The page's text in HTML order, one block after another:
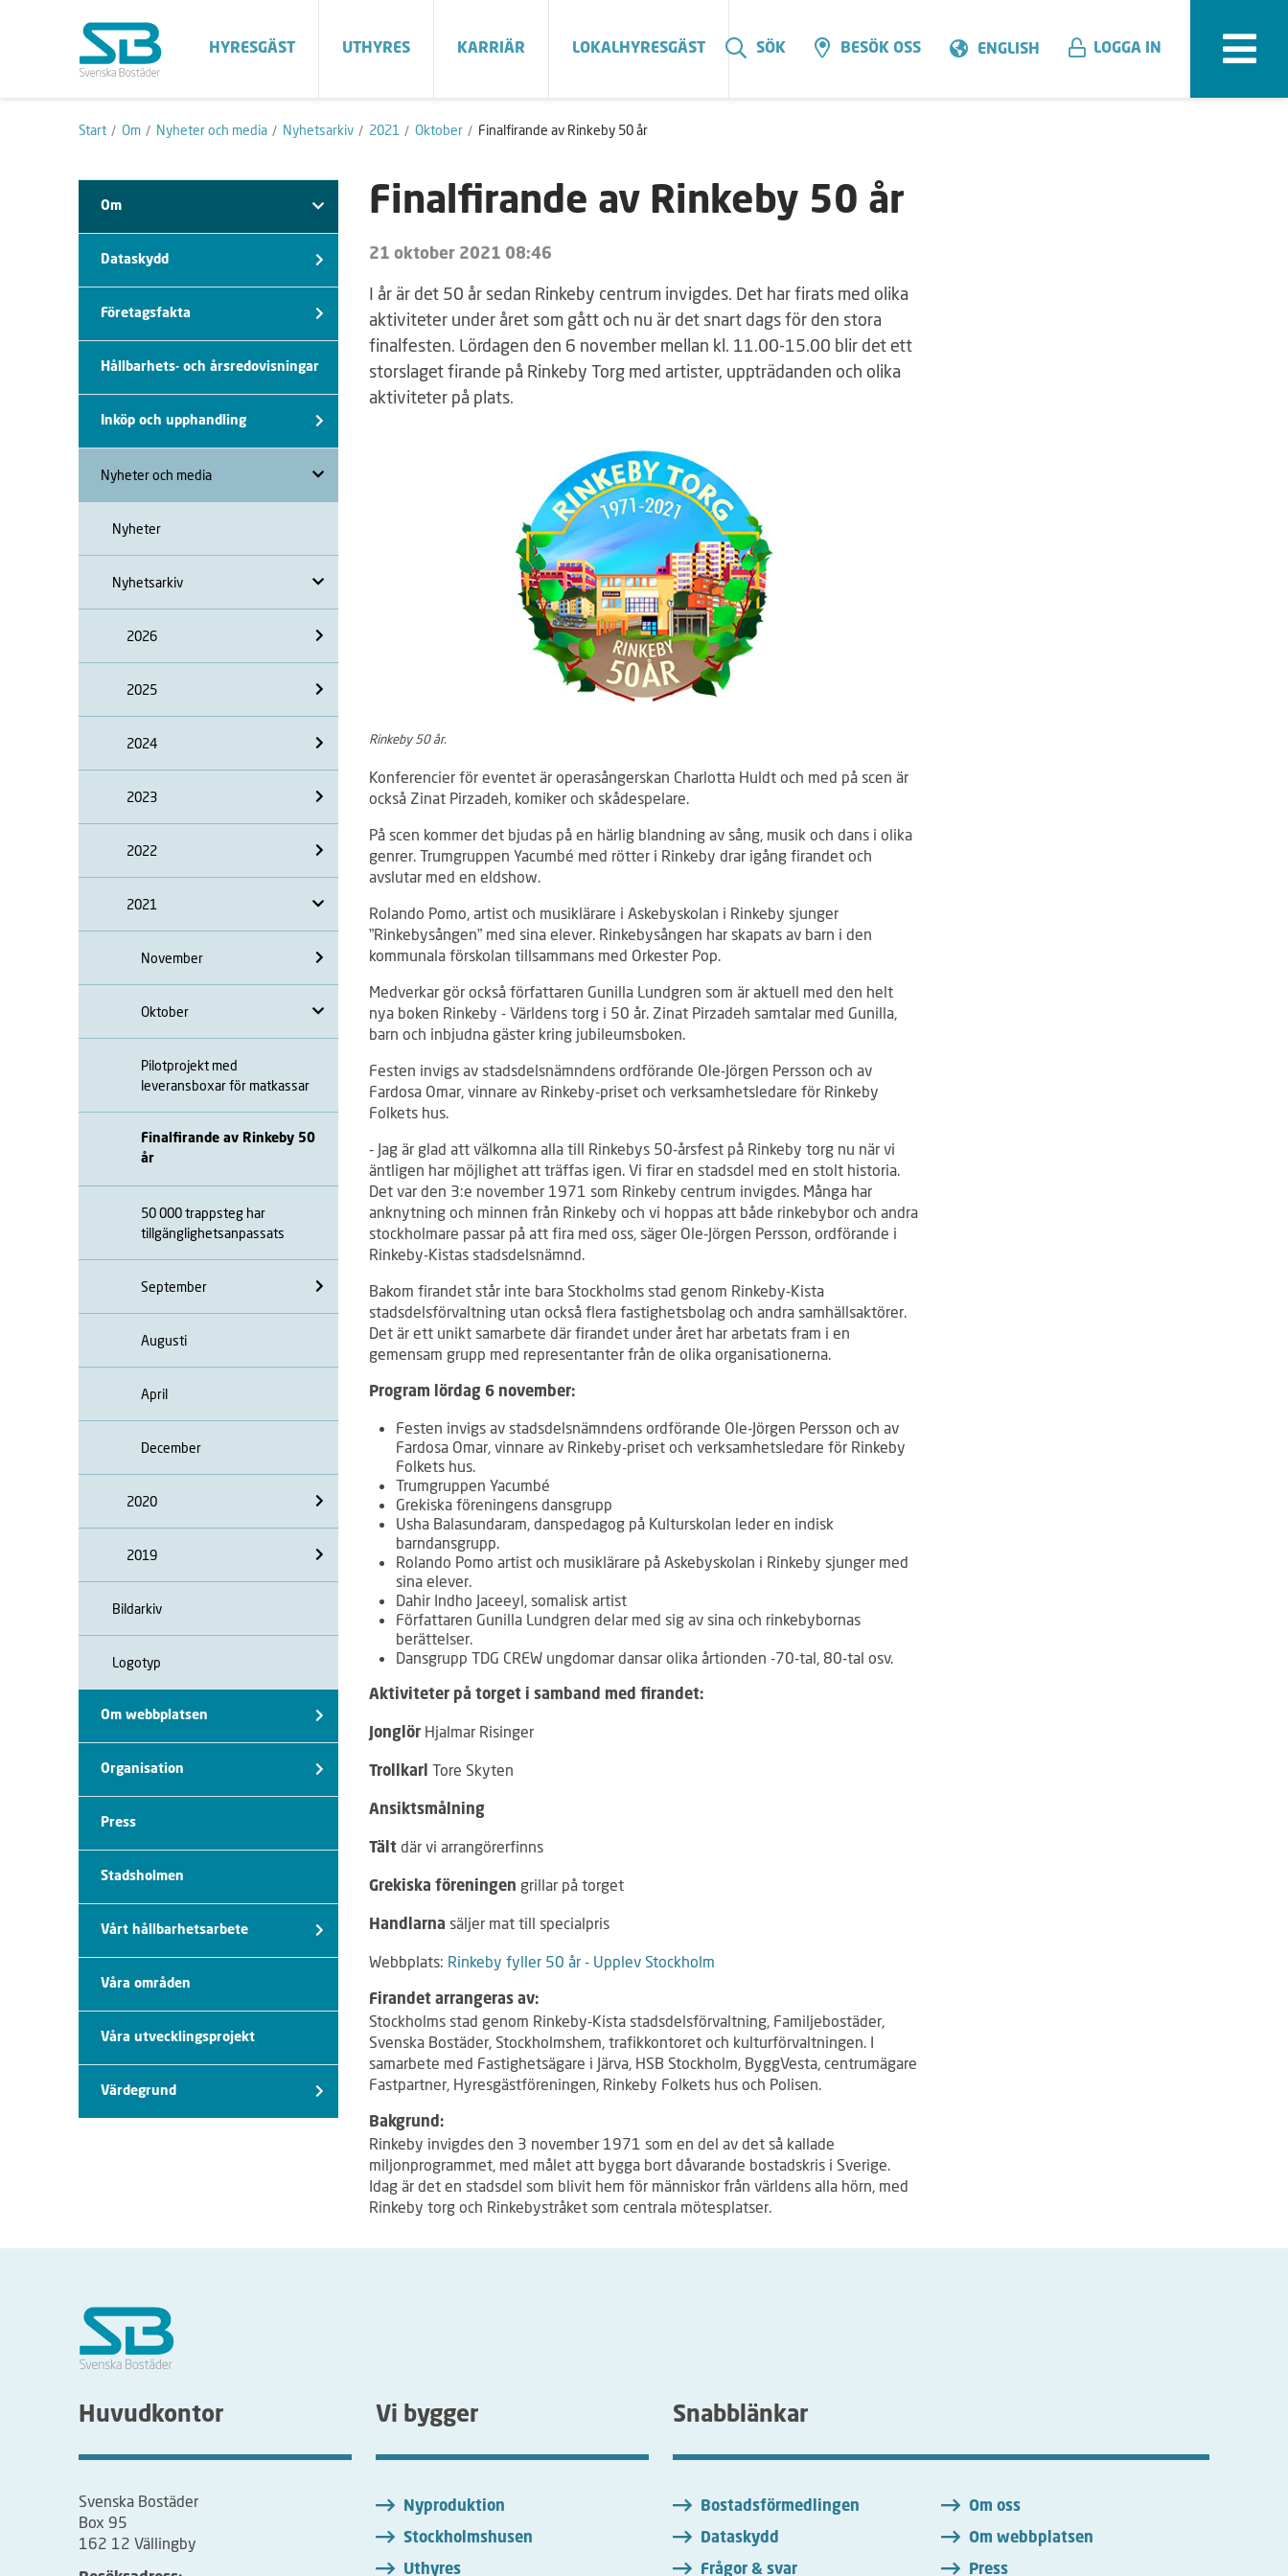
HYRESGÄST UTHYRES KARRIÄR LOKALHYRESGÄST SÖK BESÖK OSS ENGLISH LOGGA IN
Start Om Nyheter och media Nyhetsarkiv 2021 Oktober Finalfirande av Rinkeby 50 år
Om
Dataskydd
Företagsfakta
Hållbarhets- och årsredovisningar
Inköp och upphandling
Nyheter och media
Nyheter
Nyhetsarkiv
2026
2025
2024
2023
2022
2021
November
Oktober
Pilotprojekt med
leveransboxar för matkassar
Finalfirande av Rinkeby 50
år
50 000 trappsteg har
tillgänglighetsanpassats
September
Augusti
April
December
2020
2019
Bildarkiv
Logotyp
Om webbplatsen
Organisation
Press
Stadsholmen
Vårt hållbarhetsarbete
Våra områden
Våra utvecklingsprojekt
Värdegrund
Finalfirande av Rinkeby 50 år
21 oktober 2021 08:46
I år är det 50 år sedan Rinkeby centrum invigdes. Det har firats med olika
aktiviteter under året som gått och nu är det snart dags för den stora
finalfesten. Lördagen den 6 november mellan kl. 11.00-15.00 blir det ett
storslaget firande på Rinkeby Torg med artister, uppträdanden och olika
aktiviteter på plats.
Rinkeby 50 år.
Konferencier för eventet är operasångerskan Charlotta Huldt och med på scen är
också Zinat Pirzadeh, komiker och skådespelare.
På scen kommer det bjudas på en härlig blandning av sång, musik och dans i olika
genrer. Trumgruppen Yacumbé med rötter i Rinkeby drar igång firandet och
avslutar med en eldshow.
Rolando Pomo, artist och musiklärare i Askebyskolan i Rinkeby sjunger
”Rinkebysången” med sina elever. Rinkebysången har skapats av barn i den
kommunala förskolan tillsammans med Orkester Pop.
Medverkar gör också författaren Gunilla Lundgren som är aktuell med den helt
nya boken Rinkeby - Världens torg i 50 år. Zinat Pirzadeh samtalar med Gunilla,
barn och inbjudna gäster kring jubileumsboken.
Festen invigs av stadsdelsnämndens ordförande Ole-Jörgen Persson och av
Fardosa Omar, vinnare av Rinkeby-priset och verksamhetsledare för Rinkeby
Folkets hus.
- Jag är glad att välkomna alla till Rinkebys 50-årsfest på Rinkeby torg nu när vi
äntligen har möjlighet att träffas igen. Vi firar en stadsdel med en stolt historia.
Det var den 3:e november 1971 som Rinkeby centrum invigdes. Många har
anknytning och minnen från Rinkeby och vi hoppas att både rinkebybor och andra
stockholmare passar på att fira med oss, säger Ole-Jörgen Persson, ordförande i
Rinkeby-Kistas stadsdelsnämnd.
Bakom firandet står inte bara Stockholms stad genom Rinkeby-Kista
stadsdelsförvaltning utan också flera fastighetsbolag och andra samhällsaktörer.
Det är ett unikt samarbete där firandet under året har arbetats fram i en
gemensam grupp med representanter från de olika organisationerna.
Program lördag 6 november:
Festen invigs av stadsdelsnämndens ordförande Ole-Jörgen Persson och av
Fardosa Omar, vinnare av Rinkeby-priset och verksamhetsledare för Rinkeby
Folkets hus.
Trumgruppen Yacumbé
Grekiska föreningens dansgrupp
Usha Balasundaram, danspedagog på Kulturskolan leder en indisk
barndansgrupp.
Rolando Pomo artist och musiklärare på Askebyskolan i Rinkeby sjunger med
sina elever.
Dahir Indho Jaceeyl, somalisk artist
Författaren Gunilla Lundgren delar med sig av sina och rinkebybornas
berättelser.
Dansgrupp TDG CREW ungdomar dansar olika årtionden -70-tal, 80-tal osv.
Aktiviteter på torget i samband med firandet:
Jonglör Hjalmar Risinger
Trollkarl Tore Skyten
Ansiktsmålning
Tält där vi arrangörerfinns
Grekiska föreningen grillar på torget
Handlarna säljer mat till specialpris
Webbplats: Rinkeby fyller 50 år - Upplev Stockholm
Firandet arrangeras av:
Stockholms stad genom Rinkeby-Kista stadsdelsförvaltning, Familjebostäder,
Svenska Bostäder, Stockholmshem, trafikkontoret och kulturförvaltningen. I
samarbete med Fastighetsägare i Järva, HSB Stockholm, ByggVesta, centrumägare
Fastpartner, Hyresgästföreningen, Rinkeby Folkets hus och Polisen.
Bakgrund:
Rinkeby invigdes den 3 november 1971 som en del av det så kallade
miljonprogrammet, med målet att bygga bort dåvarande bostadskris i Sverige.
Idag är det en stadsdel som blivit hem för människor från världens alla hörn, med
Rinkeby torg och Rinkebystråket som centrala mötesplatser.
Huvudkontor
Svenska Bostäder
Box 95
162 12 Vällingby
Vi bygger
Nyproduktion
Stockholmshusen
Uthyres
Snabblänkar
Bostadsförmedlingen
Dataskydd
Frågor & svar
Om oss
Om webbplatsen
Press